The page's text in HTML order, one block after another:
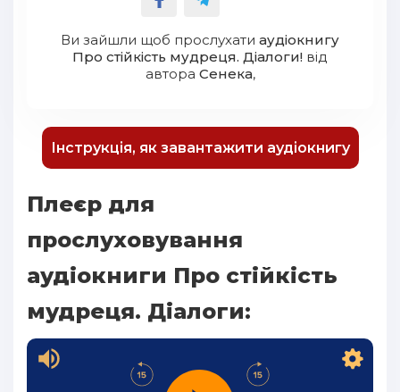
Ви зайшли щоб прослухати аудіокнигу
Про стійкість мудреця. Діалоги! від
автора Сенека,
Інструкція, як завантажити аудіокнигу
Плеєр для
прослуховування
аудіокниги Про стійкість
мудреця. Діалоги: